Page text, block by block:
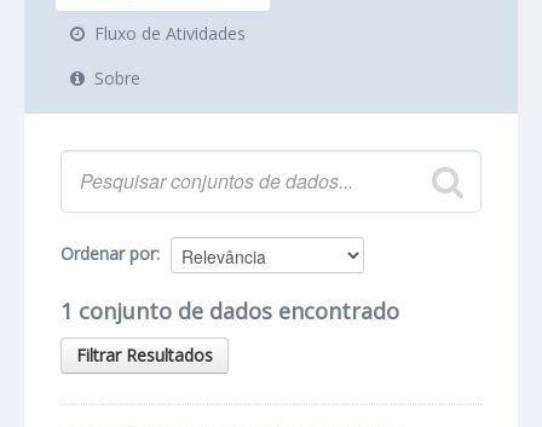
Fluxo de Atividades
Sobre
Ordenar por
1 conjunto de dados encontrado
Filtrar Resultados